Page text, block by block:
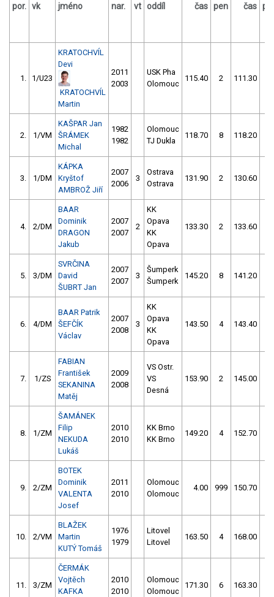
por. vk jméno nar. vt oddíl čas pen čas
1. 1/U23
KRATOCHVÍL
Devi
KRATOCHVÍL
Martin
2011
2003
USK Pha
Olomouc
115.40 2 111.30
2. 1/VM
KAŠPAR Jan
ŠRÁMEK
Michal
1982
1982
Olomouc
TJ Dukla
118.70 8 118.20
3. 1/DM
KÁPKA
Kryštof
AMBROŽ Jiří
2007
2006
3
Ostrava
Ostrava
131.90 2 130.60
4. 2/DM
BAAR
Dominik
DRAGON
Jakub
2007
2007
2
KK
Opava
KK
Opava
133.30 2 133.60
5. 3/DM
SVRČINA
David
ŠUBRT Jan
2007
2007
3
Šumperk
Šumperk
145.20 8 141.20
6. 4/DM
BAAR Patrik
ŠEFČÍK
Václav
2007
2008
3
KK
Opava
KK
Opava
143.50 4 143.40
7. 1/ZS
FABIAN
František
SEKANINA
Matěj
2009
2008
VS Ostr.
VS
Desná
153.90 2 145.00
8. 1/ZM
ŠAMÁNEK
Filip
NEKUDA
Lukáš
2010
2010
KK Brno
KK Brno
149.20 4 152.70
9. 2/ZM
BOTEK
Dominik
VALENTA
Josef
2011
2010
Olomouc
Olomouc
4.00 999 150.70
10. 2/VM
BLAŽEK
Martin
KUTÝ Tomáš
1976
1979
Litovel
Litovel
163.50 4 168.00
11. 3/ZM
ČERMÁK
Vojtěch
KAFKA
2010
2010
Olomouc
Olomouc
171.30 6 163.30